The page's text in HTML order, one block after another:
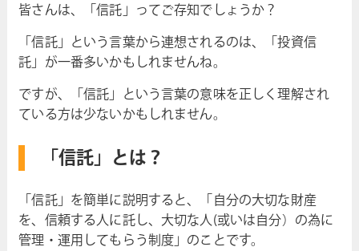
皆さんは、「信託」ってご存知でしょうか？
「信託」という言葉から連想されるのは、「投資信
託」が一番多いかもしれませんね。
ですが、「信託」という言葉の意味を正しく理解され
ている方は少ないかもしれません。
「信託」とは？
「信託」を簡単に説明すると、「自分の大切な財産
を、信頼する人に託し、大切な人(或いは自分）の為に
管理・運用してもらう制度」のことです。